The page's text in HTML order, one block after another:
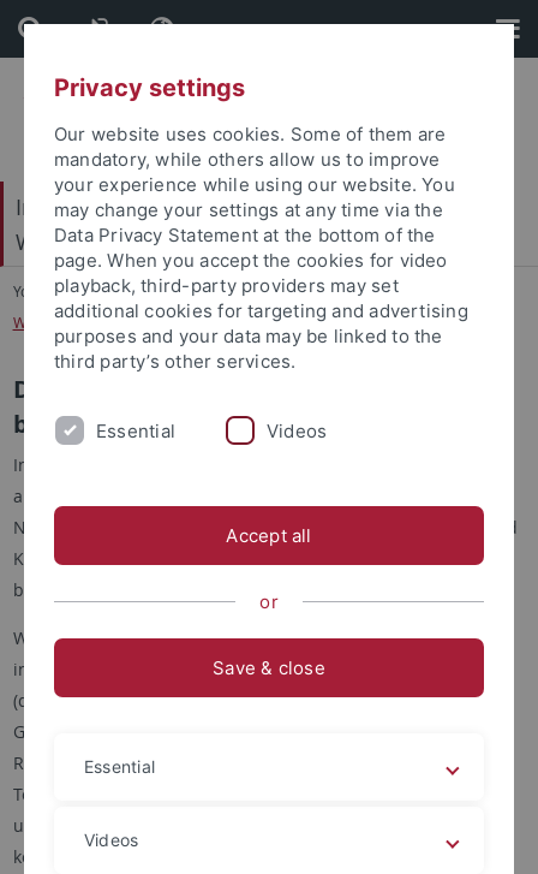
Skip
to
content
Skip
to
footer
Internationales Zentrum für Ethik in den
Wissenschaften (IZEW)
You are here: Startseite
...
Wichtigste Ergebnisse des Workshops in Brasilien
Die wichtigsten Ergebnisse des
brasilianischen Workshops
In unserem ersten Workshop mit Brasilien nahmen Fachleute
aus fünf Schlüsselbereichen teil: Zivilgesellschaft,
Nichtregierungsorganisationen, Regierungen, Privatsektor und
Kultur. Dabei haben wir versucht, die folgende Frage zu
beantworten:
Was ist problematisch am Einsatz digitaler Technologien, z. B.
in Bezug auf den Datenhandel und die damit verbundene
(digitale) Ausbeutung gefährdeter und/oder marginalisierter
Gruppen? Was könnte/sollte getan werden, um internationale
Richtlinien an die Anforderungen von
Technologieanwender*innen, Pädagog*innen, Schüler*innen
und Student*innen im globalen Süden anzupassen? Wie
können sie dazu befähigt werden, aktive Akteur*innen,
Privacy settings
Our website uses cookies. Some of them are
mandatory, while others allow us to improve
your experience while using our website. You
may change your settings at any time via the
Data Privacy Statement at the bottom of the
page. When you accept the cookies for video
playback, third-party providers may set
additional cookies for targeting and advertising
purposes and your data may be linked to the
third party’s other services.
Essential Videos
Accept all
or
Save & close
Essential
Videos